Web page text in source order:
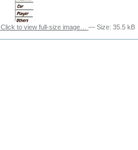
Click to view full-size image… —Size:35.5 kB